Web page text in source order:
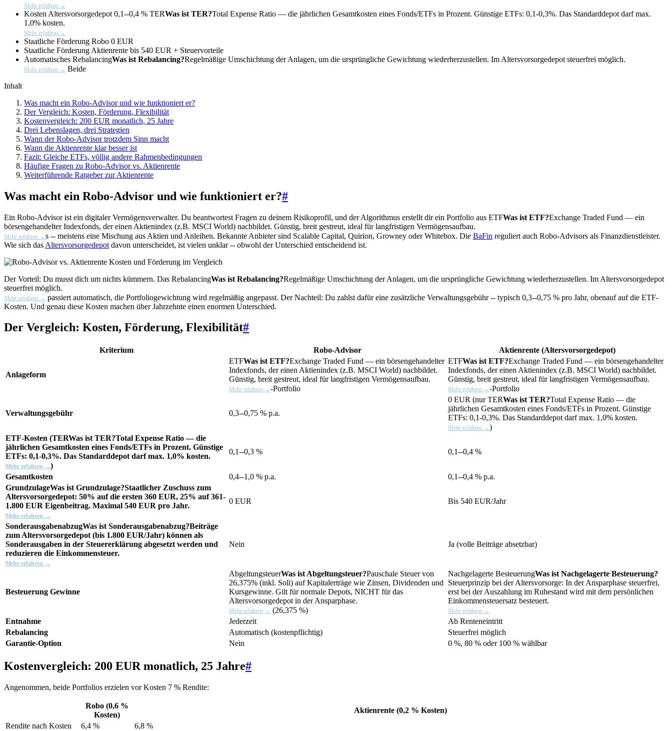
Mehr erfahren →
Kosten Altersvorsorgedepot 0,1--0,4 % TERWas ist TER?Total Expense Ratio — die jährlichen Gesamtkosten eines Fonds/ETFs in Prozent. Günstige ETFs: 0,1-0,3%. Das Standarddepot darf max.
1,0% kosten.
Mehr erfahren →
Staatliche Förderung Robo 0 EUR
Staatliche Förderung Aktienrente bis 540 EUR + Steuervorteile
Automatisches RebalancingWas ist Rebalancing?Regelmäßige Umschichtung der Anlagen, um die ursprüngliche Gewichtung wiederherzustellen. Im Altersvorsorgedepot steuerfrei möglich.
Mehr erfahren → Beide
Inhalt
Was macht ein Robo-Advisor und wie funktioniert er?
Der Vergleich: Kosten, Förderung, Flexibilität
Kostenvergleich: 200 EUR monatlich, 25 Jahre
Drei Lebenslagen, drei Strategien
Wann der Robo-Advisor trotzdem Sinn macht
Wann die Aktienrente klar besser ist
Fazit: Gleiche ETFs, völlig andere Rahmenbedingungen
Häufige Fragen zu Robo-Advisor vs. Aktienrente
Weiterführende Ratgeber zur Aktienrente
Was macht ein Robo-Advisor und wie funktioniert er?#
Ein Robo-Advisor ist ein digitaler Vermögensverwalter. Du beantwortest Fragen zu deinem Risikoprofil, und der Algorithmus erstellt dir ein Portfolio aus ETFWas ist ETF?Exchange Traded Fund — ein
börsengehandelter Indexfonds, der einen Aktienindex (z.B. MSCI World) nachbildet. Günstig, breit gestreut, ideal für langfristigen Vermögensaufbau.
Mehr erfahren →s -- meistens eine Mischung aus Aktien und Anleihen. Bekannte Anbieter sind Scalable Capital, Quirion, Growney oder Whitebox. Die BaFin reguliert auch Robo-Advisors als Finanzdienstleister.
Wie sich das Altersvorsorgedepot davon unterscheidet, ist vielen unklar -- obwohl der Unterschied entscheidend ist.
Der Vorteil: Du musst dich um nichts kümmern. Das RebalancingWas ist Rebalancing?Regelmäßige Umschichtung der Anlagen, um die ursprüngliche Gewichtung wiederherzustellen. Im Altersvorsorgedepot
steuerfrei möglich.
Mehr erfahren → passiert automatisch, die Portfoliogewichtung wird regelmäßig angepasst. Der Nachteil: Du zahlst dafür eine zusätzliche Verwaltungsgebühr -- typisch 0,3--0,75 % pro Jahr, obenauf auf die ETF-
Kosten. Und genau diese Kosten machen über Jahrzehnte einen enormen Unterschied.
Der Vergleich: Kosten, Förderung, Flexibilität#
Kriterium Robo-Advisor Aktienrente (Altersvorsorgedepot)
Anlageform
ETFWas ist ETF?Exchange Traded Fund — ein börsengehandelter
Indexfonds, der einen Aktienindex (z.B. MSCI World) nachbildet.
Günstig, breit gestreut, ideal für langfristigen Vermögensaufbau.
Mehr erfahren →-Portfolio
ETFWas ist ETF?Exchange Traded Fund — ein börsengehandelter
Indexfonds, der einen Aktienindex (z.B. MSCI World) nachbildet.
Günstig, breit gestreut, ideal für langfristigen Vermögensaufbau.
Mehr erfahren →-Portfolio
Verwaltungsgebühr 0,3--0,75 % p.a.
0 EUR (nurTERWas ist TER?Total Expense Ratio — die
jährlichen Gesamtkosten eines Fonds/ETFs in Prozent. Günstige
ETFs: 0,1-0,3%. Das Standarddepot darf max. 1,0% kosten.
Mehr erfahren →)
ETF-Kosten (TERWas ist TER?Total Expense Ratio — die
jährlichen Gesamtkosten eines Fonds/ETFs in Prozent. Günstige
ETFs: 0,1-0,3%. Das Standarddepot darf max. 1,0% kosten.
Mehr erfahren →)
0,1--0,3 % 0,1--0,4 %
Gesamtkosten 0,4--1,0 % p.a.
0,1--0,4 % p.a.
GrundzulageWas ist Grundzulage?Staatlicher Zuschuss zum
Altersvorsorgedepot: 50% auf die ersten 360 EUR, 25% auf 361-
1.800 EUR Eigenbeitrag. Maximal 540 EUR pro Jahr.
Mehr erfahren →
0 EUR Bis 540 EUR/Jahr
SonderausgabenabzugWas ist Sonderausgabenabzug?Beiträge
zum Altersvorsorgedepot (bis 1.800 EUR/Jahr) können als
Sonderausgaben in der Steuererklärung abgesetzt werden und
reduzieren die Einkommensteuer.
Mehr erfahren →
Nein Ja (volle Beiträge absetzbar)
Besteuerung Gewinne
AbgeltungsteuerWas ist Abgeltungsteuer?Pauschale Steuer von
26,375% (inkl. Soli) auf Kapitalerträge wie Zinsen, Dividenden und
Kursgewinne. Gilt für normale Depots, NICHT für das
Altersvorsorgedepot in der Ansparphase.
Mehr erfahren → (26,375 %)
Nachgelagerte BesteuerungWas ist Nachgelagerte Besteuerung?
Steuerprinzip bei der Altersvorsorge: In der Ansparphase steuerfrei,
erst bei der Auszahlung im Ruhestand wird mit dem persönlichen
Einkommensteuersatz besteuert.
Mehr erfahren →
Entnahme Jederzeit
Ab Renteneintritt
Rebalancing
Automatisch (kostenpflichtig)
Steuerfrei möglich
Garantie-Option
Nein 0 %, 80 % oder 100 % wählbar
Kostenvergleich: 200 EUR monatlich, 25 Jahre#
Angenommen, beide Portfolios erzielen vor Kosten 7 % Rendite:
Robo (0,6 %
Kosten)
Aktienrente (0,2 % Kosten)
Rendite nach Kosten
6,4 %
6,8 %